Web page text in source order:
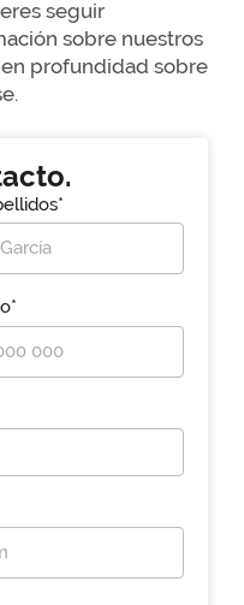
seguir
sobre nuestros
profundidad sobre